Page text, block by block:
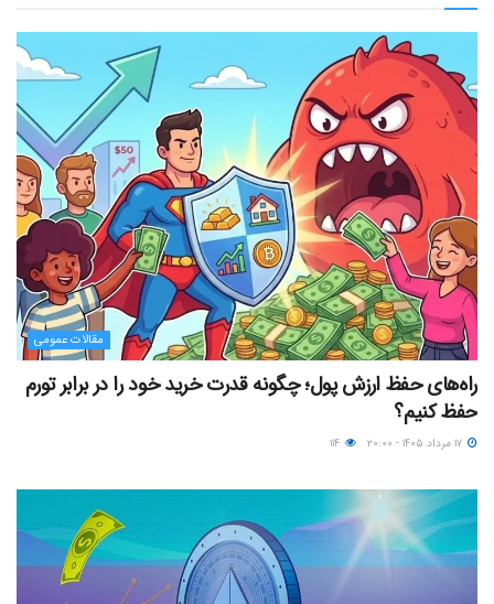
مقالات عمومی
راه‌های حفظ ارزش پول؛ چگونه قدرت خرید خود را در برابر تورم
حفظ کنیم؟